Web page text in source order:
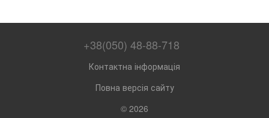
+38(050) 48-88-718
Контактна інформація
Повна версія сайту
© 2026